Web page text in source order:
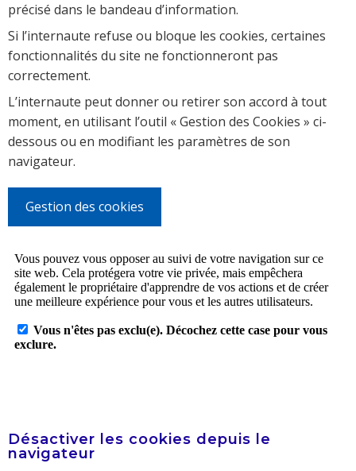
précisé dans le bandeau d’information.
Si l’internaute refuse ou bloque les cookies, certaines
fonctionnalités du site ne fonctionneront pas
correctement.
L’internaute peut donner ou retirer son accord à tout
moment, en utilisant l’outil « Gestion des Cookies » ci-
dessous ou en modifiant les paramètres de son
navigateur.
Gestion des cookies
Désactiver les cookies depuis le
navigateur